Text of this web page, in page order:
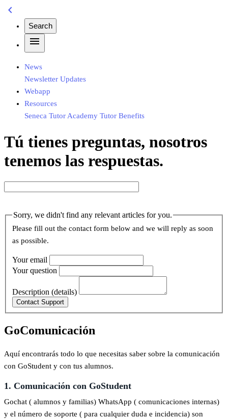
chevron_left
Search
menu
News
Newsletter Updates
Webapp
Resources
Seneca Tutor Academy Tutor Benefits
Tú tienes preguntas, nosotros
tenemos las respuestas.
Sorry, we didn't find any relevant articles for you.
Please fill out the contact form below and we will reply as soon
as possible.
Your email
Your question
Description (details)
GoComunicación
Aquí encontrarás todo lo que necesitas saber sobre la comunicación
con GoStudent y con tus alumnos.
1. Comunicación con GoStudent
Gochat ( alumnos y familias) WhatsApp ( comunicaciones internas)
y el número de soporte ( para cualquier duda e incidencia) son